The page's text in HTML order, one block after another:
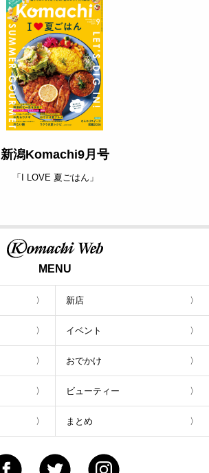
新潟Komachi9月号
「I LOVE 夏ごはん」
MENU
新店
イベント
おでかけ
ビューティー
まとめ